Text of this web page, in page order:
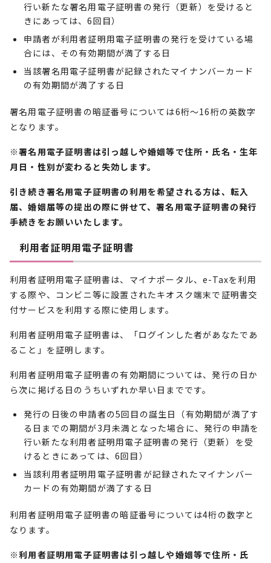
行い新たな署名用電子証明書の発行（更新）を受けると
きにあっては、6回目）
申請者が利用者証明用電子証明書の発行を受けている場
合には、その有効期間が満了する日
当該署名用電子証明書が記録されたマイナンバーカード
の有効期間が満了する日
署名用電子証明書の暗証番号については6桁～16桁の英数字
となります。
※署名用電子証明書は引っ越しや婚姻等で住所・氏名・生年
月日・性別が変わると失効します。
引き続き署名用電子証明書の利用を希望される方は、転入
届、婚姻届等の提出の際に併せて、署名用電子証明書の発行
手続きをお願いいたします。
利用者証明用電子証明書
利用者証明用電子証明書は、マイナポータル、e-Taxを利用
する際や、コンビニ等に設置されたキオスク端末で証明書交
付サービスを利用する際に使用します。
利用者証明用電子証明書は、「ログインした者があなたであ
ること」を証明します。
利用者証明用電子証明書の有効期間については、発行の日か
ら次に掲げる日のうちいずれか早い日までです。
発行の日後の申請者の5回目の誕生日（有効期間が満了す
る日までの期間が3月未満となった場合に、発行の申請を
行い新たな利用者証明用電子証明書の発行（更新）を受
けるときにあっては、6回目）
当該利用者証明用電子証明書が記録されたマイナンバー
カードの有効期間が満了する日
利用者証明用電子証明書の暗証番号については4桁の数字と
なります。
※利用者証明用電子証明書は引っ越しや婚姻等で住所・氏